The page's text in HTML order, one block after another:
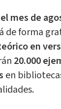
mes de
de forma
en
20.000
en